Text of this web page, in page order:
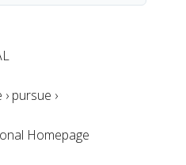
pursue ›
Homepage